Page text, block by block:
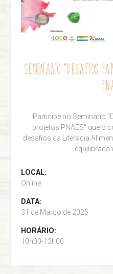
SEMINÁRIO "DESAFIOS
Participe no Seminário
projetos PNAES" que o
desafios da Literacia
equilibrada
LOCAL:
Online
DATA:
31 de Março de 2025
HORÁRIO:
10h00-13h00